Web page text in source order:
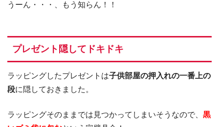
うーん・・・、もう知らん！！
プレゼント隠してドキドキ
ラッピングしたプレゼントは子供部屋の押入れの一番上の
段に隠しておきました。
ラッピングそのままでは見つかってしまいそうなので、 黒